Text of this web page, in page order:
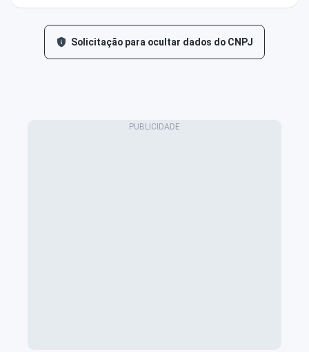
Solicitação para ocultar dados do CNPJ